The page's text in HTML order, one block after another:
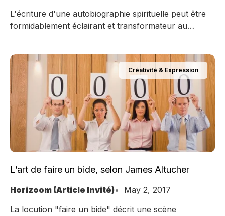
L'écriture d'une autobiographie spirituelle peut être
formidablement éclairant et transformateur au
Créativité & Expression
L’art de faire un bide, selon James Altucher
Horizoom (Article Invité)
May 2, 2017
La locution "faire un bide" décrit une scène